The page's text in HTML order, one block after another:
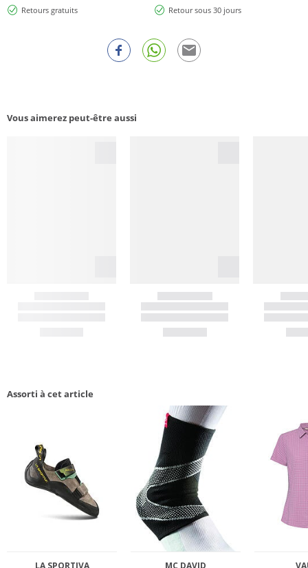
Retours gratuits
Retour sous 30 jours
Vous aimerez peut-être aussi
Assorti à cet article